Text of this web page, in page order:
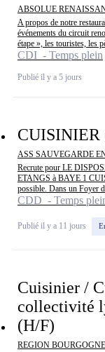
ABSOLUE
A propos de notre
événements du circuit
étape », les touristes, les
CDI - Temps plein
Publié il y a 5 jours
CUISINIER
ASS SAUVEGARDE
Recrute pour LE
ETANGS à BAYE 1
possible. Dans un Foyer
CDD - Temps
Publié il y a 11 jours
Cuisinier /
collectivité
(H/F)
REGION